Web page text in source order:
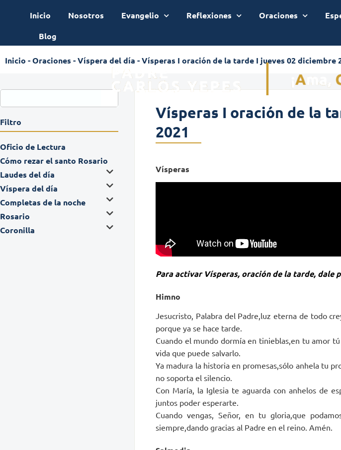
Inicio Nosotros Evangelio Reflexiones Oraciones
Blog
Inicio -Oraciones -Víspera del día -Vísperas I oración de la tarde I jueves 02 diciembre
Filtro
Oficio de Lectura
Cómo rezar el santo Rosario
Laudes del día
Víspera del día
Completas de la noche
Rosario
Coronilla
Vísperas I oración de la
2021
Vísperas
Para activar Vísperas, oración de la tarde, dale
Himno
Jesucristo, Palabra del Padre,luz eterna de todo
porque ya se hace tarde.
Cuando el mundo dormía en tinieblas,en tu amor
vida que puede salvarlo.
Ya madura la historia en promesas,sólo anhela tu
no soporta el silencio.
Con María, la Iglesia te aguarda con anhelos de
juntos poder esperarte.
Cuando vengas, Señor, en tu gloria,que
siempre,dando gracias al Padre en el reino. Amén.